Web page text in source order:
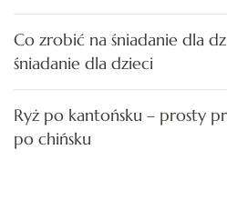
Co zrobić na śniadanie dla
śniadanie dla dzieci
Ryż po kantońsku – prosty
po chińsku